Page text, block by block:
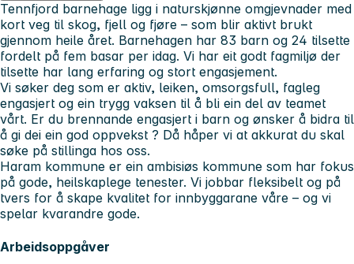
Tennfjord barnehage ligg i naturskjønne omgjevnader med
kort veg til skog, fjell og fjøre – som blir aktivt brukt
gjennom heile året. Barnehagen har 83 barn og 24 tilsette
fordelt på fem basar per idag. Vi har eit godt fagmiljø der
tilsette har lang erfaring og stort engasjement.
Vi søker deg som er aktiv, leiken, omsorgsfull, fagleg
engasjert og ein trygg vaksen til å bli ein del av teamet
vårt. Er du brennande engasjert i barn og ønsker å bidra til
å gi dei ein god oppvekst ? Då håper vi at akkurat du skal
søke på stillinga hos oss.
Haram kommune er ein ambisiøs kommune som har fokus
på gode, heilskaplege tenester. Vi jobbar fleksibelt og på
tvers for å skape kvalitet for innbyggarane våre – og vi
spelar kvarandre gode.
Arbeidsoppgåver